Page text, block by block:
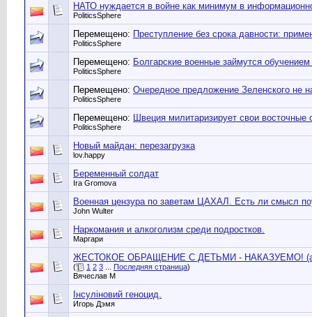
НАТО нуждается в войне как минимум в
PoliticsSphere
Перемещено: Преступление без срока давности:
PoliticsSphere
Перемещено: Болгарские военные займутся
PoliticsSphere
Перемещено: Очередное предложение Зеленского не
PoliticsSphere
Перемещено: Швеция милитаризирует свои восточные
PoliticsSphere
Новый майдан: перезагрузка
lov.happy
Беременный солдат
Ira Gromova
Военная цензура по заветам ЦАХАЛ. Есть ли смысл
John Wulter
Наркомания и алкоголизм среди подростков.
Маргари
ЖЕСТОКОЕ ОБРАЩЕНИЕ С ДЕТЬМИ - НАКАЗУЕМО! (а
( 1 2 3 Последняя страница)
Вячеслав М
Інсуліновий геноцид.
Игорь Дэмя